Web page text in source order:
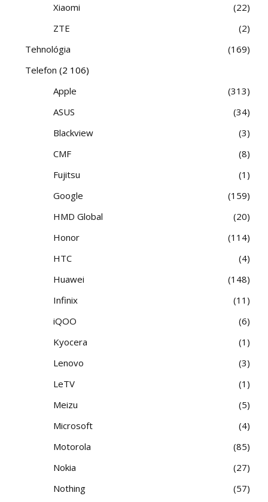
Xiaomi
22
ZTE
2
Tehnológia
169
Telefon (2 106)
Apple
313
ASUS
34
Blackview
3
CMF
8
Fujitsu
1
Google
159
HMD Global
20
Honor
114
HTC
4
Huawei
148
Infinix
11
iQOO
6
Kyocera
1
Lenovo
3
LeTV
1
Meizu
5
Microsoft
4
Motorola
85
Nokia
27
Nothing
57